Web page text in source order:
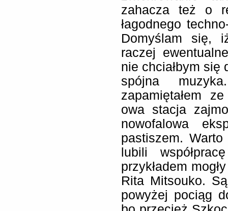
zahacza też o
łagodnego
Domyślam się,
raczej
nie chciałbym się
spójna
zapamiętałem
owa stacja
nowofalowa
pastiszem.
lubili
przykładem
Rita Mitsouko.
powyżej pociąg